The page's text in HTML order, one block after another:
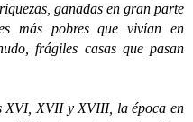
ganadas en gran parte
más pobres que vivían en
frágiles casas que pasan
XVII y XVIII, la época en